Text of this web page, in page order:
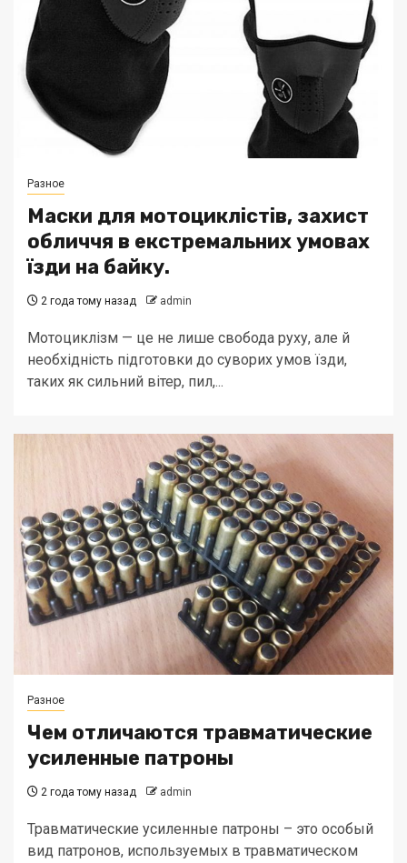
Разное
Маски для мотоциклістів, захист
обличчя в екстремальних умовах
їзди на байку.
2 года тому назад admin
Мотоциклізм — це не лише свобода руху, але й
необхідність підготовки до суворих умов їзди,
таких як сильний вітер, пил,...
Разное
Чем отличаются травматические
усиленные патроны
2 года тому назад admin
Травматические усиленные патроны – это особый
вид патронов, используемых в травматическом